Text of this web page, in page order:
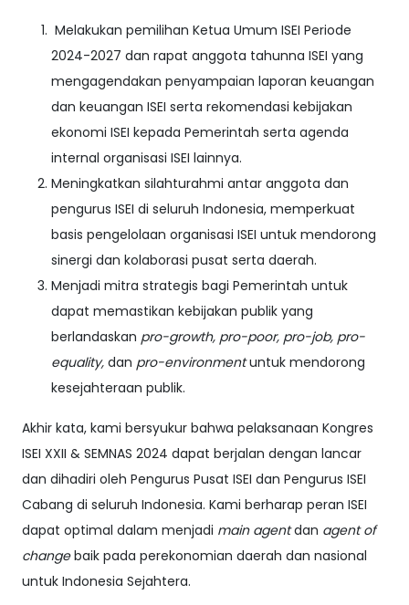
Melakukan pemilihan Ketua Umum ISEI Periode
2024-2027 dan rapat anggota tahunna ISEI yang
mengagendakan penyampaian laporan keuangan
dan keuangan ISEI serta rekomendasi kebijakan
ekonomi ISEI kepada Pemerintah serta agenda
internal organisasi ISEI lainnya.
Meningkatkan silahturahmi antar anggota dan
pengurus ISEI di seluruh Indonesia, memperkuat
basis pengelolaan organisasi ISEI untuk mendorong
sinergi dan kolaborasi pusat serta daerah.
Menjadi mitra strategis bagi Pemerintah untuk
dapat memastikan kebijakan publik yang
berlandaskan pro-growth, pro-poor, pro-job, pro-
equality, dan pro-environmentuntuk mendorong
kesejahteraan publik.
Akhir kata, kami bersyukur bahwa pelaksanaan Kongres
ISEI XXII & SEMNAS 2024 dapat berjalan dengan lancar
dan dihadiri oleh Pengurus Pusat ISEI dan Pengurus ISEI
Cabang di seluruh Indonesia. Kami berharap peran ISEI
dapat optimal dalam menjadi main agentdan agent of
changebaik pada perekonomian daerah dan nasional
untuk Indonesia Sejahtera.